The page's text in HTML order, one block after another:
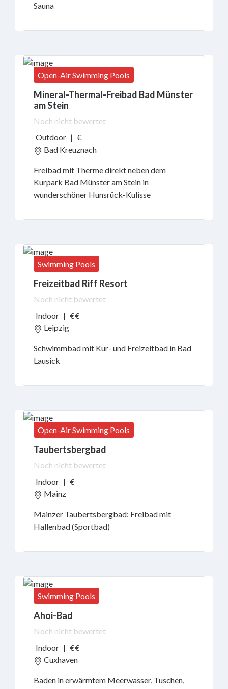
Sauna
Open-Air Swimming Pools
Mineral-Thermal-Freibad Bad Münster
am Stein
Noch nicht bewertet
Outdoor | €
Bad Kreuznach
Freibad mit Therme direkt neben dem
Kurpark Bad Münster am Stein in
wunderschöner Hunsrück-Kulisse
Swimming Pools
Freizeitbad Riff Resort
Noch nicht bewertet
Indoor | €€
Leipzig
Schwimmbad mit Kur- und Freizeitbad in Bad
Lausick
Open-Air Swimming Pools
Taubertsbergbad
Noch nicht bewertet
Indoor | €
Mainz
Mainzer Taubertsbergbad: Freibad mit
Hallenbad (Sportbad)
Swimming Pools
Ahoi-Bad
Noch nicht bewertet
Indoor | €€
Cuxhaven
Baden in erwärmtem Meerwasser, Tuschen,